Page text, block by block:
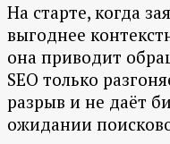
На старте, когда
выгоднее
она приводит
SEO только
разрыв и не даёт
ожидании